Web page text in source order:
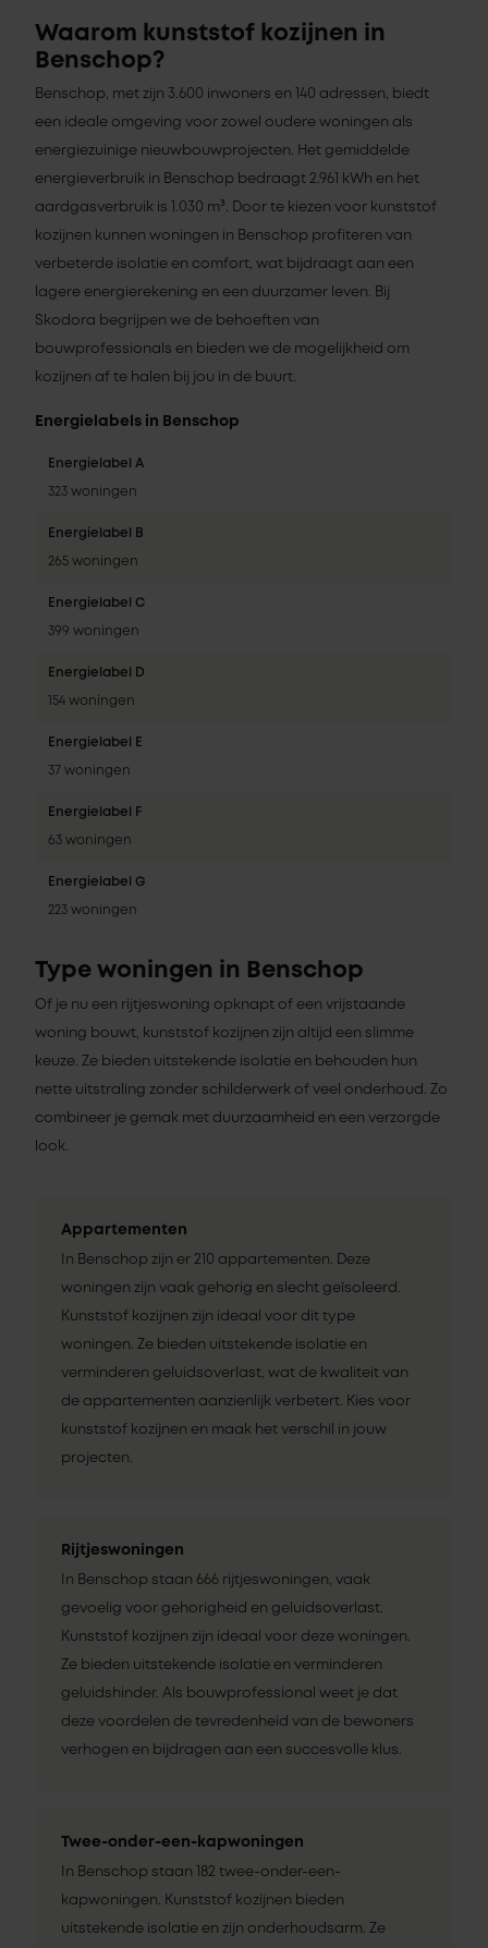
Waarom kunststof kozijnen in
Benschop?
Benschop, met zijn 3.600 inwoners en 140 adressen, biedt
een ideale omgeving voor zowel oudere woningen als
energiezuinige nieuwbouwprojecten. Het gemiddelde
energieverbruik in Benschop bedraagt 2.961 kWh en het
aardgasverbruik is 1.030 m³. Door te kiezen voor kunststof
kozijnen kunnen woningen in Benschop profiteren van
verbeterde isolatie en comfort, wat bijdraagt aan een
lagere energierekening en een duurzamer leven. Bij
Skodora begrijpen we de behoeften van
bouwprofessionals en bieden we de mogelijkheid om
kozijnen af te halen bij jou in de buurt.
Energielabels in Benschop
Energielabel A
323 woningen
Energielabel B
265 woningen
Energielabel C
399 woningen
Energielabel D
154 woningen
Energielabel E
37 woningen
Energielabel F
63 woningen
Energielabel G
223 woningen
Type woningen in Benschop
Of je nu een rijtjeswoning opknapt of een vrijstaande
woning bouwt, kunststof kozijnen zijn altijd een slimme
keuze. Ze bieden uitstekende isolatie en behouden hun
nette uitstraling zonder schilderwerk of veel onderhoud. Zo
combineer je gemak met duurzaamheid en een verzorgde
look.
Appartementen
In Benschop zijn er 210 appartementen. Deze
woningen zijn vaak gehorig en slecht geïsoleerd.
Kunststof kozijnen zijn ideaal voor dit type
woningen. Ze bieden uitstekende isolatie en
verminderen geluidsoverlast, wat de kwaliteit van
de appartementen aanzienlijk verbetert. Kies voor
kunststof kozijnen en maak het verschil in jouw
projecten.
Rijtjeswoningen
In Benschop staan 666 rijtjeswoningen, vaak
gevoelig voor gehorigheid en geluidsoverlast.
Kunststof kozijnen zijn ideaal voor deze woningen.
Ze bieden uitstekende isolatie en verminderen
geluidshinder. Als bouwprofessional weet je dat
deze voordelen de tevredenheid van de bewoners
verhogen en bijdragen aan een succesvolle klus.
Twee-onder-een-kapwoningen
In Benschop staan 182 twee-onder-een-
kapwoningen. Kunststof kozijnen bieden
uitstekende isolatie en zijn onderhoudsarm. Ze